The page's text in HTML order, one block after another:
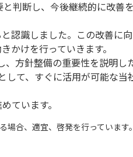
判断し、今後継続的に改善
認識しました。この改善に
かけを行っていきます。
方針整備の重要性を説明し
て、すぐに活用が可能な当
ています。
合、適宜、啓発を行っています。